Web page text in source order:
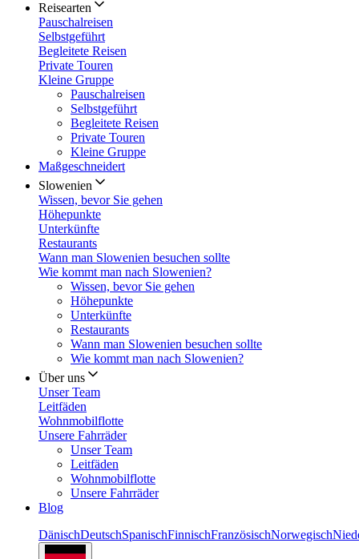
Reisearten
Pauschalreisen
Selbstgeführt
Begleitete Reisen
Private Touren
Kleine Gruppe
Pauschalreisen
Selbstgeführt
Begleitete Reisen
Private Touren
Kleine Gruppe
Maßgeschneidert
Slowenien
Wissen, bevor Sie gehen
Höhepunkte
Unterkünfte
Restaurants
Wann man Slowenien besuchen sollte
Wie kommt man nach Slowenien?
Wissen, bevor Sie gehen
Höhepunkte
Unterkünfte
Restaurants
Wann man Slowenien besuchen sollte
Wie kommt man nach Slowenien?
Über uns
Unser Team
Leitfäden
Wohnmobilflotte
Unsere Fahrräder
Unser Team
Leitfäden
Wohnmobilflotte
Unsere Fahrräder
Blog
DänischDeutschSpanischFinnischFranzösischNorwegisch